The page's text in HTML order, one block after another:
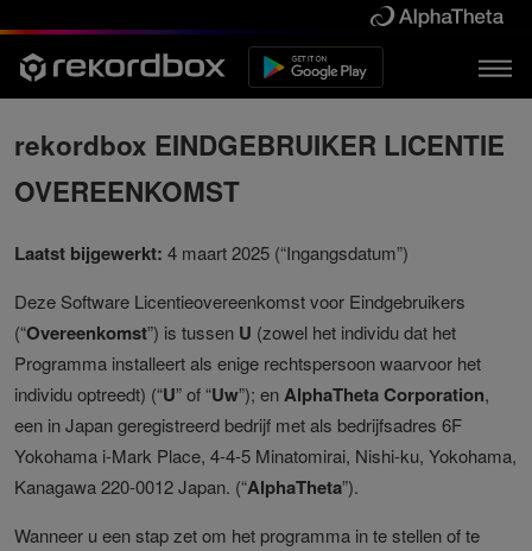
rekordbox EINDGEBRUIKER LICENTIE
OVEREENKOMST
Laatst bijgewerkt: 4 maart 2025 (“Ingangsdatum”)
Deze Software Licentieovereenkomst voor Eindgebruikers
(“Overeenkomst”) is tussen U (zowel het individu dat het
Programma installeert als enige rechtspersoon waarvoor het
individu optreedt) (“U” of “Uw”); enAlphaTheta Corporation,
een in Japan geregistreerd bedrijf met als bedrijfsadres 6F
Yokohama i-Mark Place, 4-4-5 Minatomirai, Nishi-ku, Yokohama,
Kanagawa 220-0012 Japan. (“AlphaTheta”).
Wanneer u een stap zet om het programma in te stellen of te